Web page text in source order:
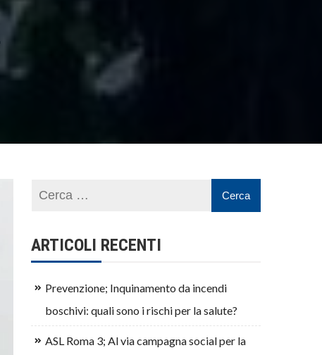
ARTICOLI RECENTI
Prevenzione; Inquinamento da incendi
boschivi: quali sono i rischi per la salute?
ASL Roma 3; Al via campagna social per la